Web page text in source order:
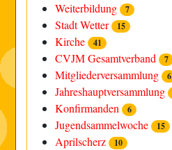
Weiterbildung 7
Stadt Wetter 15
Kirche 41
CVJM Gesamtverband 7
Mitgliederversammlung 6
Jahreshauptversammlung
Konfirmanden 6
Jugendsammelwoche 15
Aprilscherz 10